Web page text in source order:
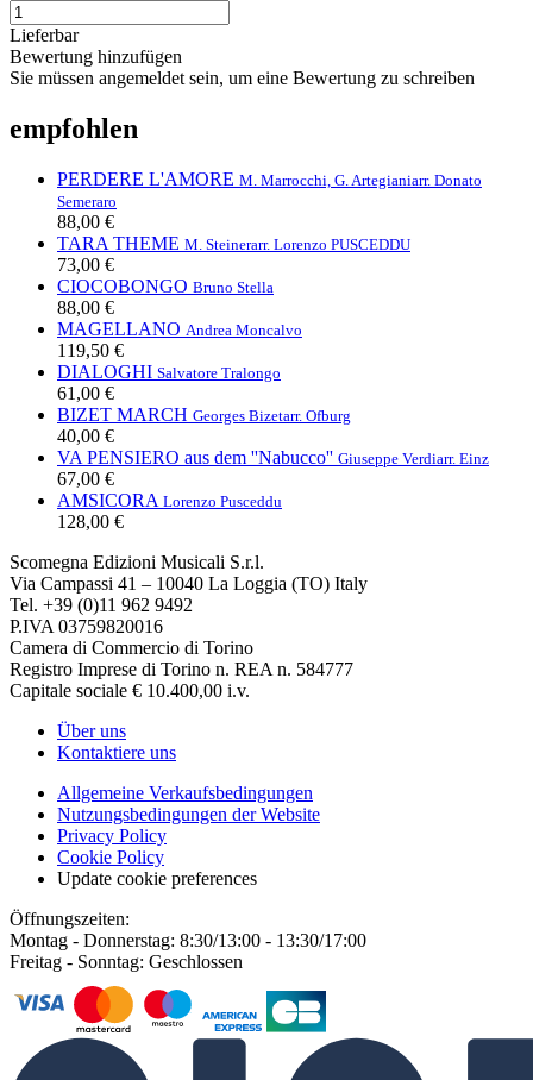
Lieferbar
Bewertung hinzufügen
Sie müssen angemeldet sein, um eine Bewertung zu schreiben
empfohlen
PERDERE L'AMORE M. Marrocchi, G. Artegianiarr. Donato
Semeraro
88,00 €
TARA THEME M. Steinerarr. Lorenzo PUSCEDDU
73,00 €
CIOCOBONGO Bruno Stella
88,00 €
MAGELLANO Andrea Moncalvo
119,50 €
DIALOGHI Salvatore Tralongo
61,00 €
BIZET MARCH Georges Bizetarr. Ofburg
40,00 €
VA PENSIERO aus dem ''Nabucco'' Giuseppe Verdiarr. Einz
67,00 €
AMSICORA Lorenzo Pusceddu
128,00 €
Scomegna Edizioni Musicali S.r.l.
Via Campassi 41 – 10040 La Loggia (TO) Italy
Tel. +39 (0)11 962 9492
P.IVA 03759820016
Camera di Commercio di Torino
Registro Imprese di Torino n. REA n. 584777
Capitale sociale € 10.400,00 i.v.
Über uns
Kontaktiere uns
Allgemeine Verkaufsbedingungen
Nutzungsbedingungen der Website
Privacy Policy
Cookie Policy
Update cookie preferences
Öffnungszeiten:
Montag - Donnerstag: 8:30/13:00 - 13:30/17:00
Freitag - Sonntag: Geschlossen